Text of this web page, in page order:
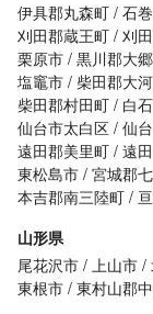
伊具郡丸森町 石
刈田郡蔵王町 刈
栗原市 黒川郡大
塩竈市
柴田郡大
柴田郡村田町
白
仙台市太白区 仙
遠田郡美里町 遠
東松島市 宮城郡
本吉郡南三陸町
山形県
尾花沢市 上山市
東根市 東村山郡